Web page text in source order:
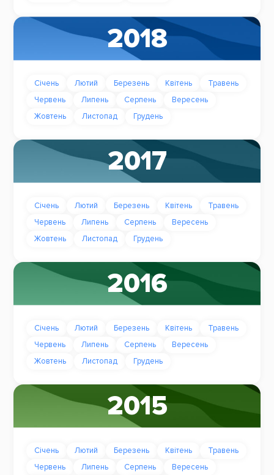
2018
Січень Лютий Березень Квітень
Травень
Червень
Липень Серпень
Вересень
Жовтень
Листопад Грудень
2017
Січень Лютий Березень Квітень
Травень
Червень
Липень Серпень
Вересень
Жовтень
Листопад Грудень
2016
Січень Лютий Березень Квітень
Травень
Червень
Липень Серпень
Вересень
Жовтень
Листопад Грудень
2015
Січень Лютий Березень Квітень
Травень
Червень
Липень Серпень
Вересень